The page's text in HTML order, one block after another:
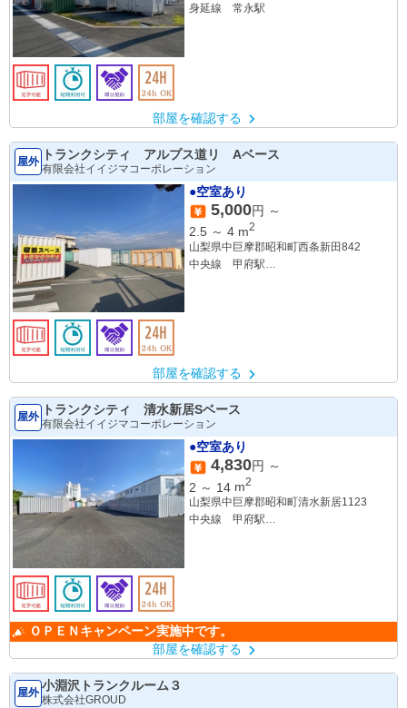
身延線 常永駅
部屋を確認する
屋外 トランクシティ アルプス道リ Aベース
有限会社イイジマコーポレーション
●空室あり
5,000円 ～
2.5 ～ 4 m2
山梨県中巨摩郡昭和町西条新田842
中央線 甲府駅
部屋を確認する
屋外 トランクシティ 清水新居Sベース
有限会社イイジマコーポレーション
●空室あり
4,830円 ～
2 ～ 14 m2
山梨県中巨摩郡昭和町清水新居1123
中央線 甲府駅
ＯＰＥＮキャンペーン実施中です。
部屋を確認する
屋外 小淵沢トランクルーム３
株式会社GROUD